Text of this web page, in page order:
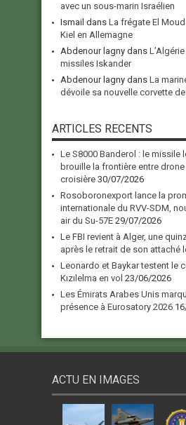
avec un sous-marin Israélien
Ismail dans La frégate El
Kiel en Allemagne
Abdenour lagny dans
missiles Iskander
Abdenour lagny dans La
dévoile sa nouvelle corvette
ARTICLES RECENTS
Le S8000 Banderol : le missile
brouille la frontière entre
croisière 30/07/2026
Rosoboronexport lance la
internationale du RVV-SDM,
air du Su-57E 29/07/2026
Le FBI revient à Alger, une
après le retrait de son attaché
Leonardo et Baykar testent le
Kızılelma en vol 23/06/2026
Les Émirats Arabes Unis
présence à Eurosatory 2026
ACTU EN IMAGES